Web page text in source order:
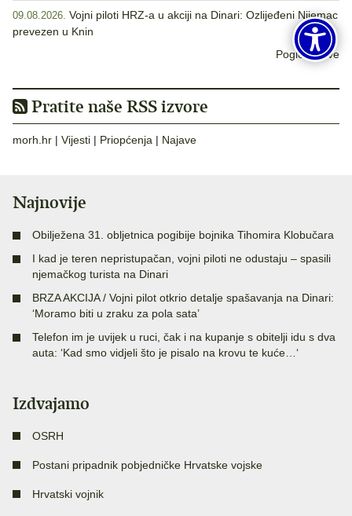
09.08.2026. Vojni piloti HRZ-a u akciji na Dinari: Ozlijeđeni Nijemac
prevezen u Knin
Pogledaj sve
Pratite naše RSS izvore
morh.hr | Vijesti | Priopćenja | Najave
Najnovije
Obilježena 31. obljetnica pogibije bojnika Tihomira Klobučara
I kad je teren nepristupačan, vojni piloti ne odustaju – spasili
njemačkog turista na Dinari
BRZA AKCIJA / Vojni pilot otkrio detalje spašavanja na Dinari:
‘Moramo biti u zraku za pola sata’
Telefon im je uvijek u ruci, čak i na kupanje s obitelji idu s dva
auta: ‘Kad smo vidjeli što je pisalo na krovu te kuće…‘
Izdvajamo
OSRH
Postani pripadnik pobjedničke Hrvatske vojske
Hrvatski vojnik